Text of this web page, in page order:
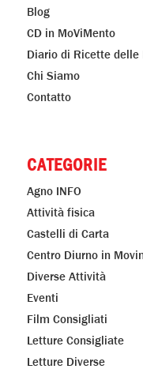
Blog
CD in MoViMento
Diario di Ricette delle
Chi Siamo
Contatto
CATEGORIE
Agno INFO
Attività fisica
Castelli di Carta
Centro Diurno in
Diverse Attività
Eventi
Film Consigliati
Letture Consigliate
Letture Diverse